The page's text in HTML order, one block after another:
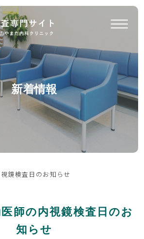
新着情報
鏡検査日のお知らせ
師の内視鏡検査日のお
知らせ